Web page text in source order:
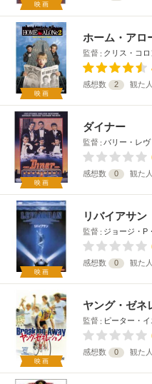
映画
映画
ホーム・アロ
監督 クリス・コロ
感想数 2 観た人
映画
ダイナー
監督 バリー・レ
感想数 0 観た人
映画
リバイアサン
監督 ジョージ・P
感想数 0 観た人
映画
ヤング・ゼネ
監督 ピーター・
感想数 0 観た人